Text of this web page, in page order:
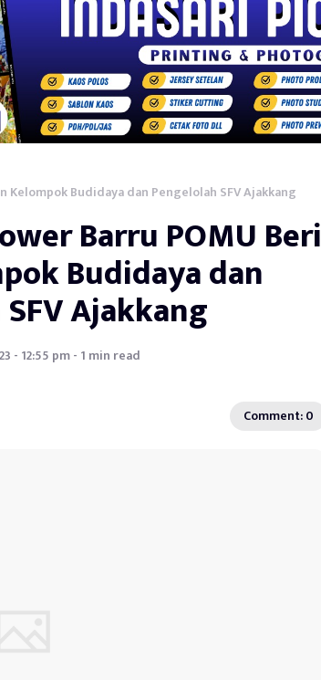
Kelompok Budidaya dan Pengelolah SFV Ajakkang
Barru POMU Beri
Budidaya dan
Ajakkang
- 12:55 pm - 1 min read
Comment: 0